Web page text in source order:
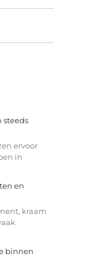
steeds
ervoor
in
en
kraam
binnen